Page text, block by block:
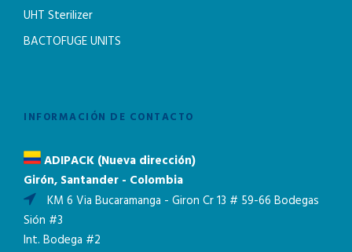
UHT Sterilizer
BACTOFUGE UNITS
INFORMACIÓN DE CONTACTO
ADIPACK (Nueva dirección)
Girón, Santander - Colombia
KM 6 Via Bucaramanga - Giron Cr 13 # 59-66 Bodegas
Sión #3
Int. Bodega #2